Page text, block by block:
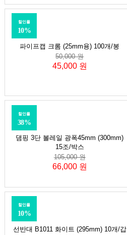
파이프캡 크롬 (25mm용) 100개/봉
할인률
10%
50,000 원
45,000 원
댐핑 3단 볼레일 광폭45mm (300mm)
15조/박스
할인률
38%
105,000 원
66,000 원
선반대 B1011 화이트 (295mm) 10개/갑
할인률
10%